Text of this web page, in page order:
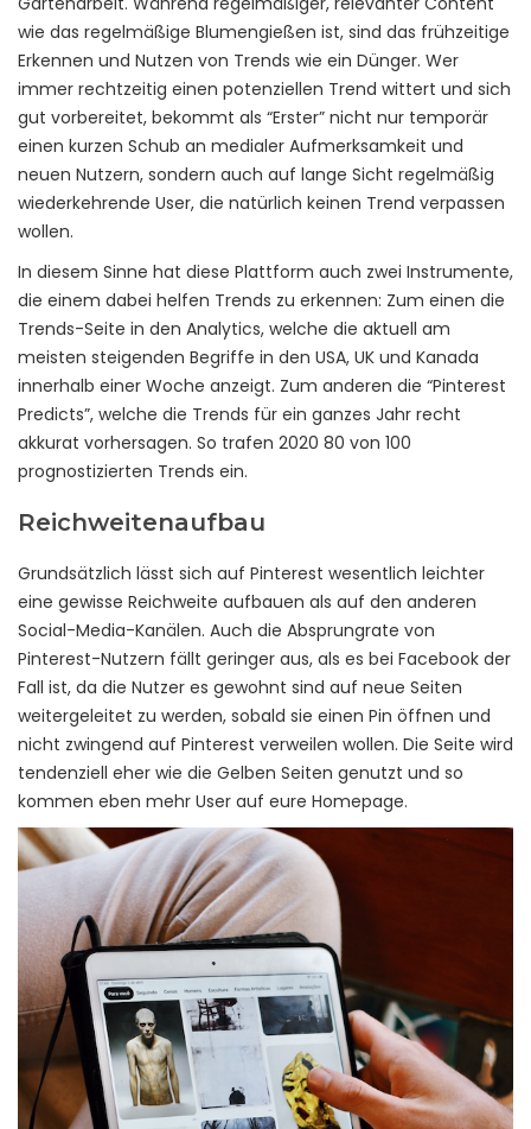
wie das regelmäßige Blumengießen ist, sind das frühzeitige
Erkennen und Nutzen von Trends wie ein Dünger. Wer
immer rechtzeitig einen potenziellen Trend wittert und sich
gut vorbereitet, bekommt als “Erster” nicht nur temporär
einen kurzen Schub an medialer Aufmerksamkeit und
neuen Nutzern, sondern auch auf lange Sicht regelmäßig
wiederkehrende User, die natürlich keinen Trend verpassen
wollen.
In diesem Sinne hat diese Plattform auch zwei Instrumente,
die einem dabei helfen Trends zu erkennen: Zum einen die
Trends-Seite in den Analytics, welche die aktuell am
meisten steigenden Begriffe in den USA, UK und Kanada
innerhalb einer Woche anzeigt. Zum anderen die “Pinterest
Predicts”, welche die Trends für ein ganzes Jahr recht
akkurat vorhersagen. So trafen 2020 80 von 100
prognostizierten Trends ein.
Reichweitenaufbau
Grundsätzlich lässt sich auf Pinterest wesentlich leichter
eine gewisse Reichweite aufbauen als auf den anderen
Social-Media-Kanälen. Auch die Absprungrate von
Pinterest-Nutzern fällt geringer aus, als es bei Facebook der
Fall ist, da die Nutzer es gewohnt sind auf neue Seiten
weitergeleitet zu werden, sobald sie einen Pin öffnen und
nicht zwingend auf Pinterest verweilen wollen. Die Seite wird
tendenziell eher wie die Gelben Seiten genutzt und so
kommen eben mehr User auf eure Homepage.